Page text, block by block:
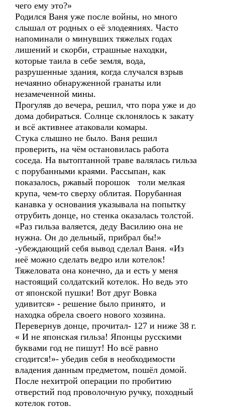
чего ему это?»
Родился Ваня уже после войны, но много
слышал от родных о её злодеяниях. Часто
напоминали о минувших тяжелых годах
лишений и скорби, страшные находки,
которые таила в себе земля, вода,
разрушенные здания, когда случался взрыв
нечаянно обнаруженной гранаты или
незамеченной мины.
Прогуляв до вечера, решил, что пора уже и до
дома добираться. Солнце склонялось к закату
и всё активнее атаковали комары.
Стука слышно не было. Ваня решил
проверить, на чём остановилась работа
соседа. На вытоптанной траве валялась гильза
с порубанными краями. Рассыпан, как
показалось, ржавый порошок толи мелкая
крупа, чем-то сверху облитая. Порубанная
канавка у основания указывала на попытку
отрубить донце, но стенка оказалась толстой.
«Раз гильза валяется, деду Василию она не
нужна. Он до дельный, прибрал бы!»
-убеждающий себя вывод сделал Ваня. «Из
неё можно сделать ведро или котелок!
Тяжеловата она конечно, да и есть у меня
настоящий солдатский котелок. Но ведь это
от японской пушки! Вот друг Вовка
удивится» - решение было принято, и
находка обрела своего нового хозяина.
Перевернув донце, прочитал- 127 и ниже 38 г.
« И не японская гильза! Японцы русскими
буквами год не пишут! Но всё равно
сгодится!»- убедив себя в необходимости
владения данным предметом, пошёл домой.
После нехитрой операции по пробитию
отверстий под проволочную ручку, походный
котелок готов.